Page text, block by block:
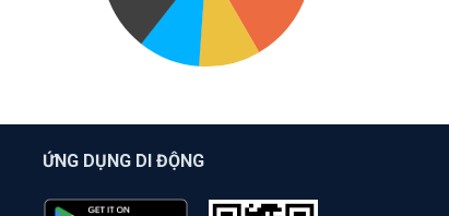
ỨNG DỤNG DI ĐỘNG